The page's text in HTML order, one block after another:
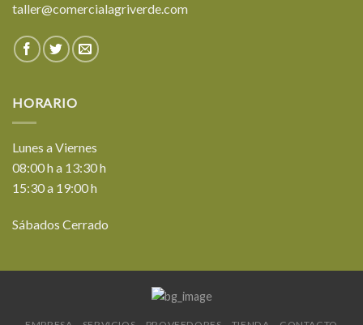
taller@comercialagriverde.com
HORARIO
Lunes a Viernes
08:00 h a 13:30 h
15:30 a 19:00 h
Sábados Cerrado